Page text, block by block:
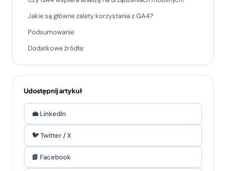
Jakie są główne zalety korzystania z GA4?
Podsumowanie
Dodatkowe źródła:
Udostępnij artykuł
💼 LinkedIn
🐦 Twitter / X
📘 Facebook